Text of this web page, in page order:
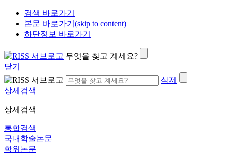
검색 바로가기
본문 바로가기(skip to content)
하단정보 바로가기
무엇을 찾고 계세요?
닫기
삭제
상세검색
상세검색
통합검색
국내학술논문
학위논문